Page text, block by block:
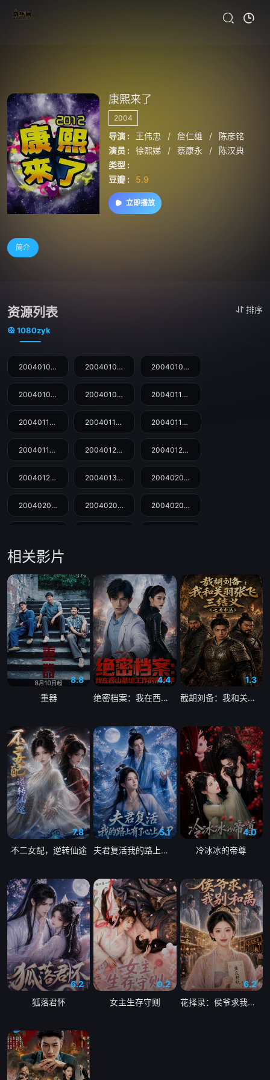
康熙来了
2004
导演 : 王伟忠 / 詹仁雄 /
陈彦铭
演员 :
徐熙娣 / 蔡康永 /
陈汉典
类型 :
豆瓣 :
5.9
立即播放
简介
资源列表 排序
1080zyk
20040105期 20040106期 20040107期
20040108期 20040109期 20040112期
20040113期 20040114期 20040115期
20040116期 20040120期 20040126期
20040129期 20040130期 20040202期
20040203期 20040204期 20040205期
20040211期
20040216期 20040218期
20040219期 20040220期 20040223期
20040224期 20040225期 20040226期
20040227期 20040301期 20040302期
20040303期 20040304期 20040305期
20040306期 20040309期 20040310期
20040311期 20040312期 20040315期
20040316期 20040317期 20040318期
20040322期 20040323期
20040325期 20040329期 20040330期
20040405期 20040406期 20040407期
20040408期 20040409期 20040412期
20040413期 20040414期 20040415期
20040416期 20040419期 20040420期
20040421期 20040422期 20040423期
20040426期
20040429期
相关影片
8.8
重器
4.4
绝密档案：我在西山基地工作的那十年
1.3
截胡刘备：我和关羽张飞三结义之黄巾篇
7.8
不二女配，逆转仙途
5.1
夫君复活我的路上有了心上人
4.0
冷冰冰的帝尊
6.2
狐落君怀
0.2
女主生存守则
6.2
花择录：侯爷求我别和离